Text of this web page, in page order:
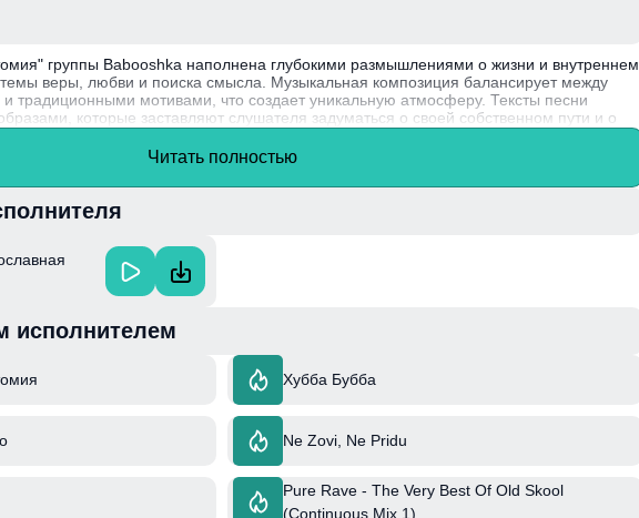
группы Babooshka наполнена глубокими размышлениями о жизни и внутреннем
веры, любви и поиска смысла. Музыкальная композиция балансирует между
традиционными мотивами, что создает уникальную атмосферу. Тексты песни
которые заставляют слушателя задуматься о своей собственном пути и о
природу и взаимоотношения.
и глубоким текстам, которые затрагивают важные социальные и философские
Читать полностью
исполнителем
Хубба Бубба
Ne Zovi, Ne Pridu
Pure Rave - The Very Best Of Old Skool
(Continuous Mix 1)